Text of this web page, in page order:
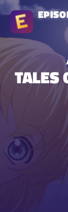
TALES